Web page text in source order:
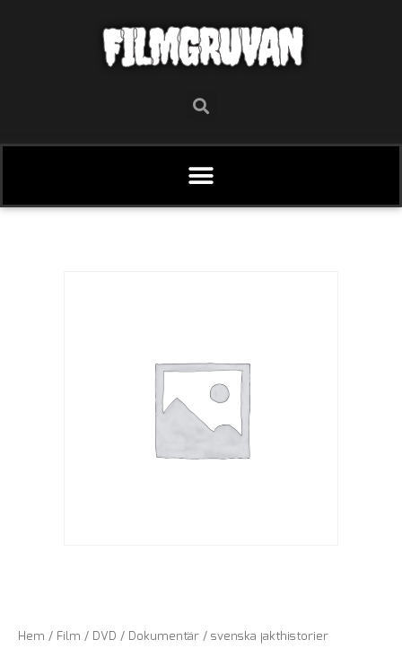
FILMGRUVAN
Hem / Film / DVD / Dokumentär/ svenska jakthistorier